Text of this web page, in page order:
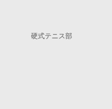
硬式テニス部